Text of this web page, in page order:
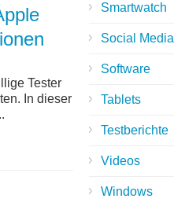
Tester
In dieser
Smartwatch
Social Media
Software
Tablets
Testberichte
Videos
Windows